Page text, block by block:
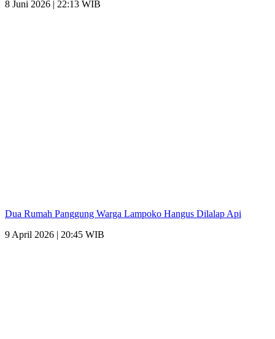
8 Juni 2026 | 22:13 WIB
Dua Rumah Panggung Warga Lampoko Hangus Dilalap Api
9 April 2026 | 20:45 WIB